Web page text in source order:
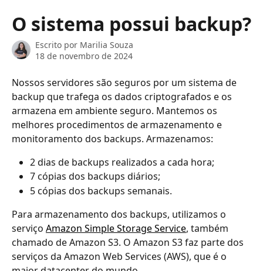
O sistema possui backup?
Escrito por Marilia Souza
18 de novembro de 2024
Nossos servidores são seguros por um sistema de
backup que trafega os dados criptografados e os
armazena em ambiente seguro. Mantemos os
melhores procedimentos de armazenamento e
monitoramento dos backups. Armazenamos:
2 dias de backups realizados a cada hora;
7 cópias dos backups diários;
5 cópias dos backups semanais.
Para armazenamento dos backups, utilizamos o
serviço Amazon Simple Storage Service, também
chamado de Amazon S3. O Amazon S3 faz parte dos
serviços da Amazon Web Services (AWS), que é o